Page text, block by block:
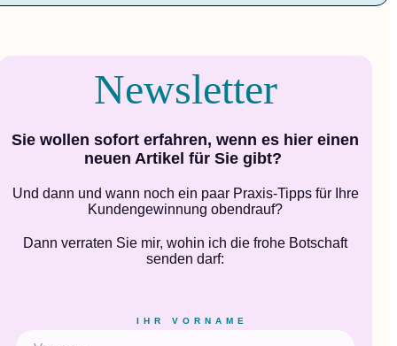
Newsletter
Sie wollen sofort erfahren, wenn es hier einen
neuen Artikel für Sie gibt?
Und dann und wann noch ein paar Praxis-Tipps für Ihre
Kundengewinnung obendrauf?
Dann verraten Sie mir, wohin ich die frohe Botschaft
senden darf:
IHR VORNAME